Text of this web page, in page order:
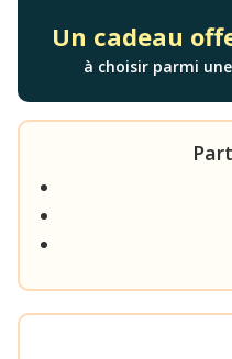
Un cadeau
à choisir parmi